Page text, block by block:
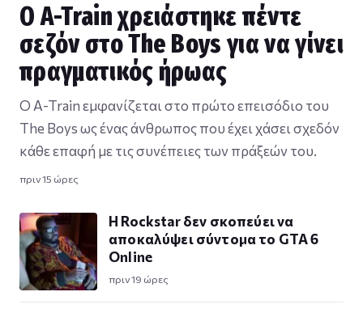
Ο A-Train χρειάστηκε πέντε
σεζόν στο The Boys για να γίνει
πραγματικός ήρωας
Ο A-Train εμφανίζεται στο πρώτο επεισόδιο του
The Boys ως ένας άνθρωπος που έχει χάσει σχεδόν
κάθε επαφή με τις συνέπειες των πράξεών του.
πριν 15 ώρες
Η Rockstar δεν σκοπεύει να
αποκαλύψει σύντομα το GTA 6
Online
πριν 19 ώρες